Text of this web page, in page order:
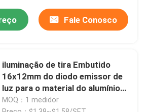
Fale Conosco
iluminação de tira Embutido
16x12mm do diodo emissor de
luz para o material do alumínio
da placa de gesso
MOQ：1 medidor